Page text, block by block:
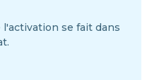
l'activation se fait dans